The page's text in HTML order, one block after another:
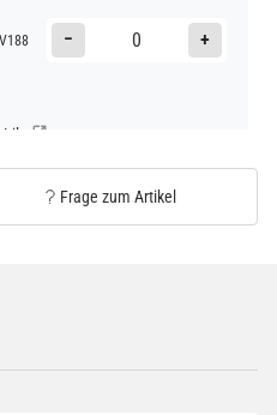
− +
1
Frage zum Artikel